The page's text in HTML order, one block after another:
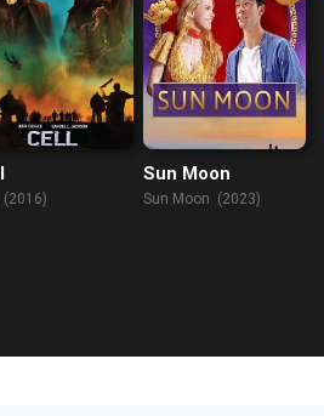
Sun Moon
Sun Moon (2023)